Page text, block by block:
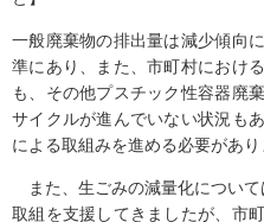
一般廃棄物の排出量は減少傾向
準にあり、また、市町村におけ
も、その他プスチック性容器廃
サイクルが進んでいない状況も
による取組みを進める必要があり
また、生ごみの減量化につい
取組を支援してきましたが、市